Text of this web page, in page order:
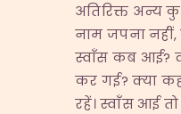
अतिरिक्त अन्य
नाम जपना
स्वाँस कब आई?
कर गई? क्या
रहें। स्वाँस आई